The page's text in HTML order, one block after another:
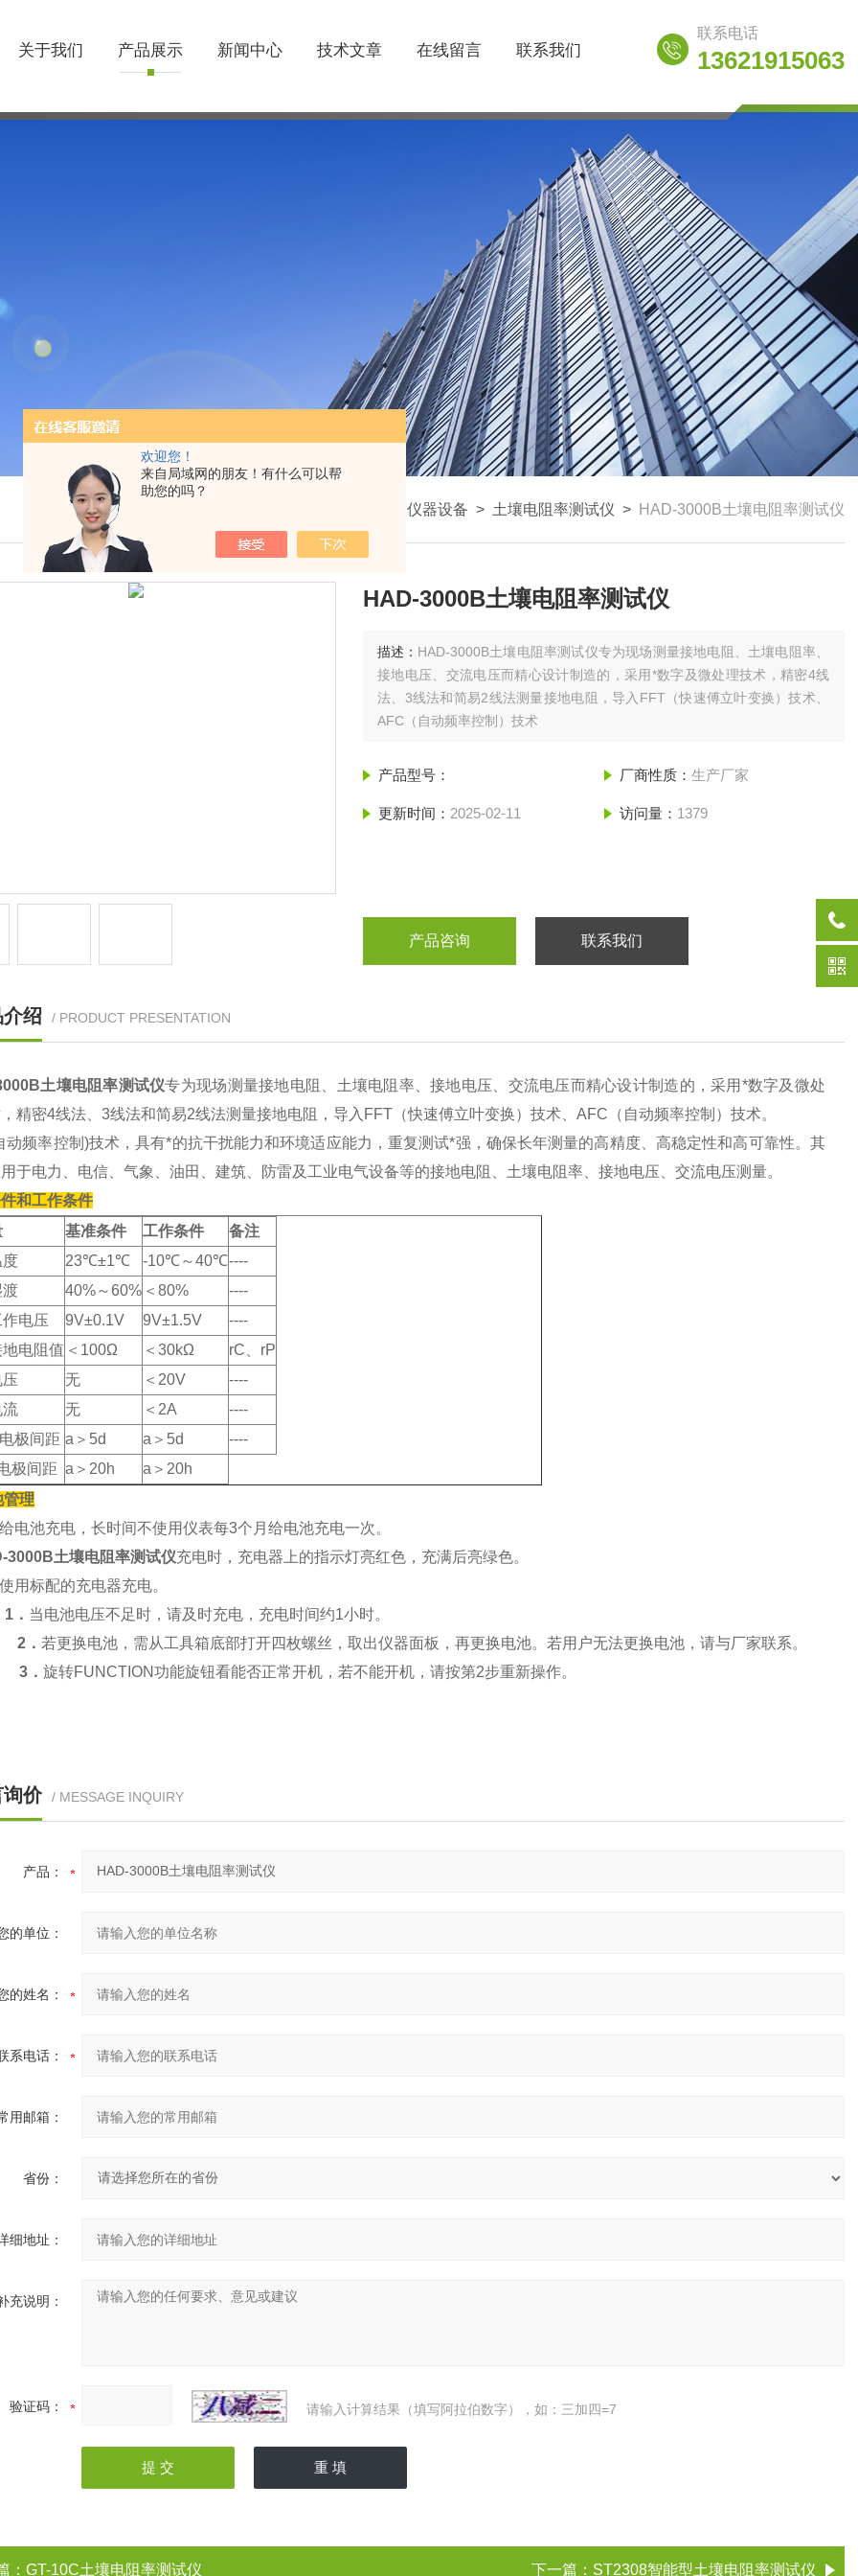
欢迎您！
来自局域网的朋友！有什么可以帮
助您的吗？
关于我们 产品展示 新闻中心 技术文章 在线留言 联系我们
联系电话
13621915063
防雷检测仪器设备 > 土壤电阻率测试仪 > HAD-3000B土壤电阻率测试仪
HAD-3000B土壤电阻率测试仪
描述： HAD-3000B土壤电阻率测试仪专为现场测量接地电阻、土壤电阻率、
接地电压、交流电压而精心设计制造的，采用*数字及微处理技术，精密4线
法、3线法和简易2线法测量接地电阻，导入FFT（快速傅立叶变换）技术、
AFC（自动频率控制）技术
产品型号： 厂商性质： 生产厂家
更新时间： 2025-02-11 访问量： 1379
产品咨询 联系我们
绍 / PRODUCT PRESENTATION
土壤电阻率测试仪专为现场测量接地电阻、土壤电阻率、接地电压、交流电压而精心设计制造的，采用*数字及微处
精密4线法、3线法和简易2线法测量接地电阻，导入FFT（快速傅立叶变换）技术、AFC（自动频率控制）技术。
动频率控制)技术，具有*的抗干扰能力和环境适应能力，重复测试*强，确保长年测量的高精度、高稳定性和高可靠性。其
于电力、电信、气象、油田、建筑、防雷及工业电气设备等的接地电阻、土壤电阻率、接地电压、交流电压测量。
和工作条件
基准条件 工作条件
备注
度
23℃±1℃ -10℃～40℃----
40%～60% ＜80%
----
电压
9V±0.1V 9V±1.5V
----
电阻值 ＜100Ω ＜30kΩ
rC、rP
无 ＜20V
----
流
无 ＜2A
----
极间距 a＞5d a＞5d
----
极间距 a＞20h
a＞20h
管理
电池充电，长时间不使用仪表每3个月给电池充电一次。
3000B土壤电阻率测试仪充电时，充电器上的指示灯亮红色，充满后亮绿色。
用标配的充电器充电。
当电池电压不足时，请及时充电，充电时间约1小时。
2． 若更换电池，需从工具箱底部打开四枚螺丝，取出仪器面板，再更换电池。若用户无法更换电池，请与厂家联系。
3 ．旋转FUNCTION功能旋钮看能否正常开机，若不能开机，请按第2步重新操作。
价 / MESSAGE INQUIRY
产品：
的单位：
的姓名：
系电话：
用邮箱：
省份：
细地址：
充说明：
验证码： 请输入计算结果（填写阿拉伯数字），如：三加四=7
： GT-10C土壤电阻率测试仪 下一篇： ST2308智能型土壤电阻率测试仪